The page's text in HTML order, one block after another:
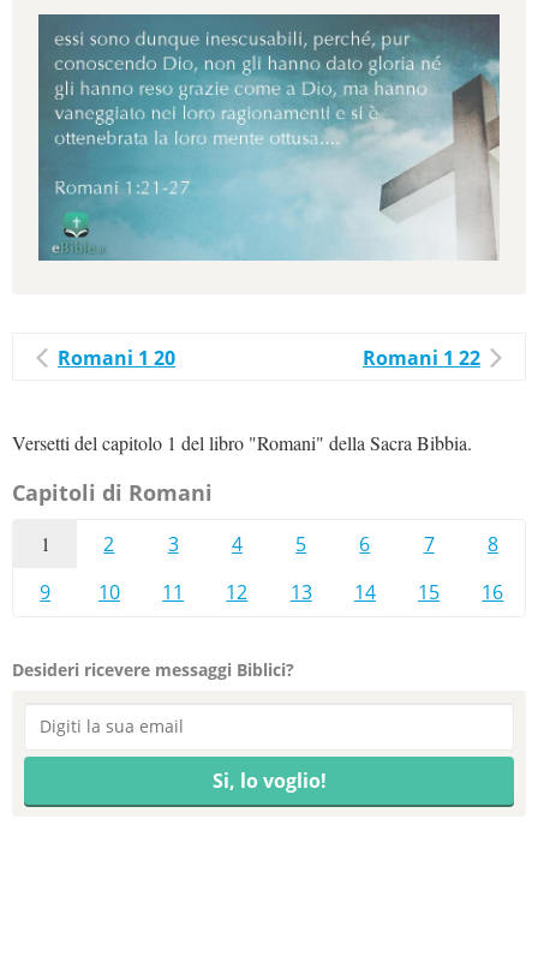
Romani 1 20 Romani 1 22
Versetti del capitolo 1 del libro "Romani" della Sacra Bibbia.
Capitoli di Romani
1 2 3 4 5 6 7
8
9
10 11 12 13 14 15 16
Desideri ricevere messaggi Biblici?